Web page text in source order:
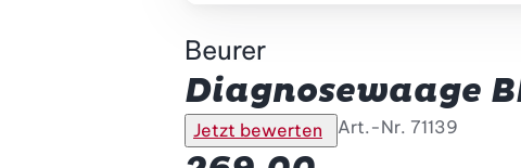
Beurer
Diagnosewaage
Jetzt bewerten Art.-Nr. 71139